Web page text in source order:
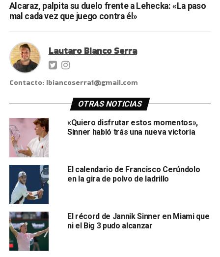
Alcaraz, palpita su duelo frente a Lehecka: «La paso
mal cada vez que juego contra él»
Lautaro Bianco Serra
Contacto: lbiancoserra1@gmail.com
OTRAS NOTICIAS
«Quiero disfrutar estos momentos»,
Sinner habló trás una nueva victoria
El calendario de Francisco Cerúndolo
en la gira de polvo de ladrillo
El récord de Jannik Sinner en Miami que
ni el Big 3 pudo alcanzar